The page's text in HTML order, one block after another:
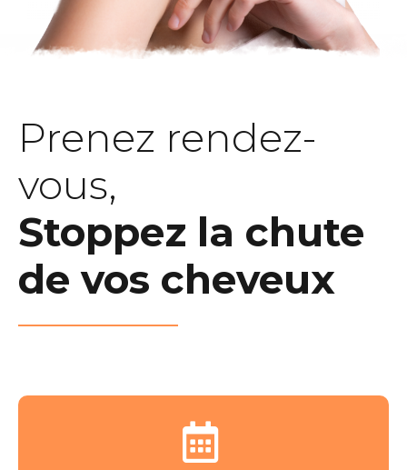
Prenez rendez-
vous,
Stoppez la chute
de vos cheveux